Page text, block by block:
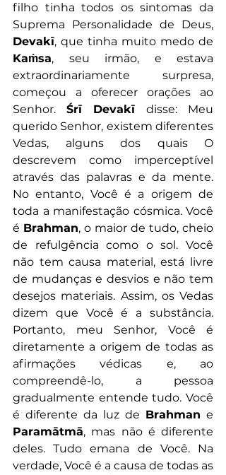
filho tinha todos os sintomas da
Devakī
Kaṁsa, seu irmão, e estava
extraordinariamente surpresa,
começou a oferecer orações ao
Senhor. Śrī Devakī disse: Meu
querido Senhor, existem diferentes
Vedas, alguns dos quais O
descrevem como imperceptível
através das palavras e da mente.
No entanto, Você é a origem de
toda a manifestação cósmica. Você
é Brahman, o maior de tudo, cheio
de refulgência como o sol. Você
não tem causa material, está livre
de mudanças e desvios e não tem
desejos materiais. Assim, os Vedas
dizem que Você é a substância.
Portanto, meu Senhor, Você é
diretamente a origem de todas as
afirmações védicas e, ao
compreendê-lo, a pessoa
gradualmente entende tudo. Você
é diferente da luz de Brahman
Paramātmā, mas não é diferente
deles. Tudo emana de Você. Na
verdade, Você é a causa de todas as